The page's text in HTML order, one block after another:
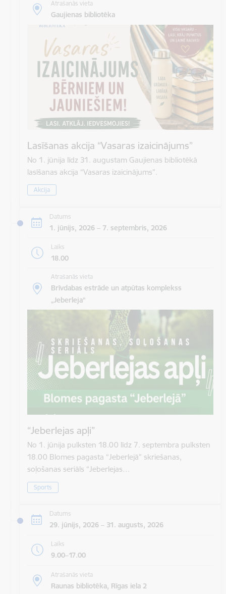
Atrašanās vieta
Gaujienas bibliotēka
Lasīšanas akcija “Vasaras izaicinājums”
No 1. jūnija līdz 31. augustam Gaujienas bibliotēkā
lasīšanas akcija “Vasaras izaicinājums”.
Akcija
Datums
1. jūnijs, 2026 – 7. septembris, 2026
Laiks
18.00
Atrašanās vieta
Brīvdabas estrāde un atpūtas komplekss
„Jeberleja”
“Jeberlejas apļi”
No 1. jūnija pulksten 18.00 līdz 7. septembra pulksten
18.00 Blomes pagasta “Jeberlejā” skriešanas,
soļošanas seriāls “Jeberlejas…
Sports
Datums
29. jūnijs, 2026 – 31. augusts, 2026
Laiks
9.00–17.00
Atrašanās vieta
Raunas bibliotēka, Rīgas iela 2